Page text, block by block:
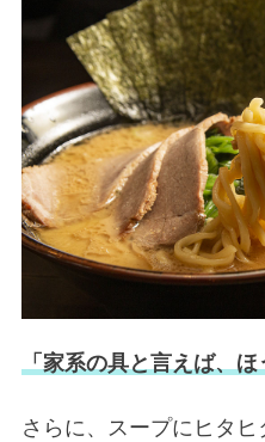
「家系の具と言えば、ほ
さらに、スープにヒタ